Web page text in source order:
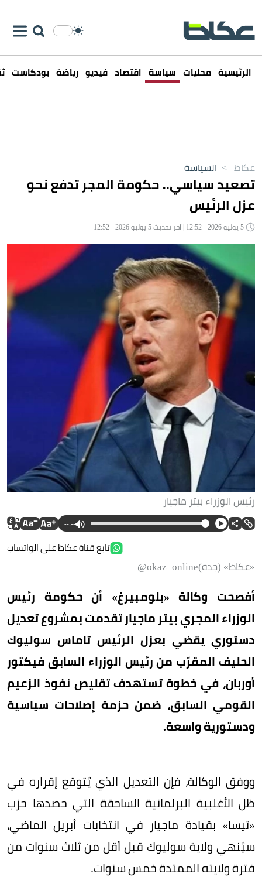
الرئيسية محليات سياسة اقتصاد فيديو رياضة بودكاست
عكاظ > السياسة
تصعيد سياسي.. حكومة المجر تدفع نحو
عزل الرئيس
رئيس الوزراء بيتر ماجيار
--:--
تابع قناة عكاظ على الواتساب
«عكاظ» (جدة)okaz_online@
أفصحت وكالة «بلومبيرغ» أن حكومة رئيس
الوزراء المجري بيتر ماجيار تقدمت بمشروع تعديل
دستوري يقضي بعزل الرئيس تاماس سوليوك
الحليف المقرّب من رئيس الوزراء السابق فيكتور
أوربان، في خطوة تستهدف تقليص نفوذ الزعيم
القومي السابق، ضمن حزمة إصلاحات سياسية
ودستورية واسعة.
ووفق الوكالة، فإن التعديل الذي يُتوقع إقراره في
ظل الأغلبية البرلمانية الساحقة التي حصدها حزب
«تيسا» بقيادة ماجيار في انتخابات أبريل الماضي،
سيُنهي ولاية سوليوك قبل أقل من ثلاث سنوات من
فترة ولايته الممتدة خمس سنوات.